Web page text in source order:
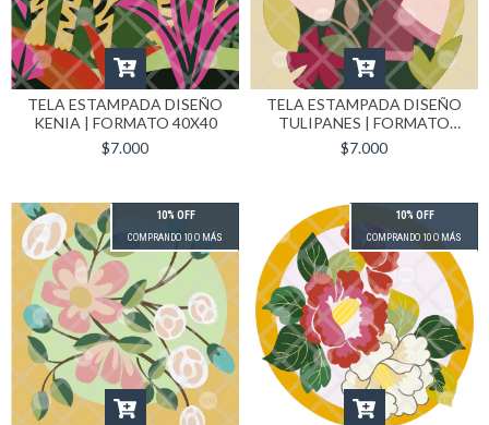
TELA ESTAMPADA DISEÑO
KENIA | FORMATO 40X40
$7.000
TELA ESTAMPADA DISEÑO
TULIPANES | FORMATO
40X40 CM
$7.000
10% OFF
COMPRANDO 10 O MÁS
10% OFF
COMPRANDO 10 O MÁS